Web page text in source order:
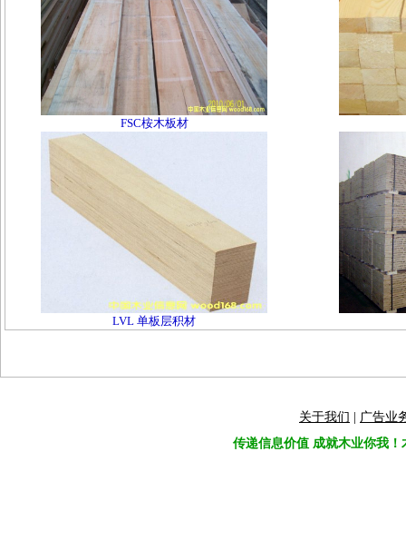
FSC桉木板材
LVL 单板层积材
关于我们
广告业
传递信息价值 成就木业你我